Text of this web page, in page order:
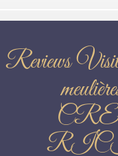
Reviews Visite